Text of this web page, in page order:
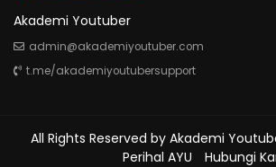
Akademi Youtuber
admin@akademiyoutuber.com
t.me/akademiyoutubersupport
All Rights Reserved by Akademi
Perihal AYU
Hubungi